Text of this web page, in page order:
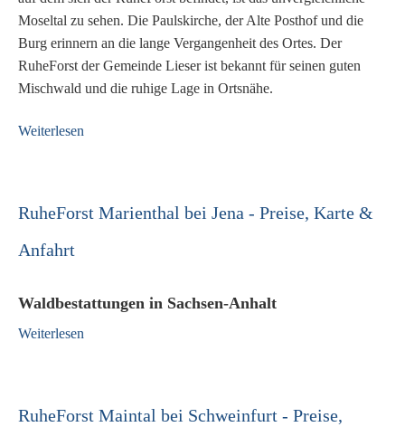
Moseltal zu sehen. Die Paulskirche, der Alte Posthof und die
Burg erinnern an die lange Vergangenheit des Ortes. Der
RuheForst der Gemeinde Lieser ist bekannt für seinen guten
Mischwald und die ruhige Lage in Ortsnähe.
Weiterlesen
RuheForst Marienthal bei Jena - Preise, Karte &
Anfahrt
Waldbestattungen in Sachsen-Anhalt
Weiterlesen
RuheForst Maintal bei Schweinfurt - Preise,